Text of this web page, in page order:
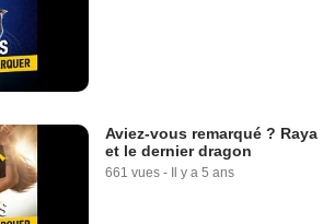
Aviez-vous remarqué ? Raya
et le dernier dragon
661 vues - Il y a 5 ans